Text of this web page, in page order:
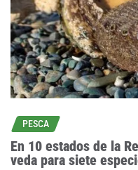
PESCA
En 10 estados de la
veda para siete